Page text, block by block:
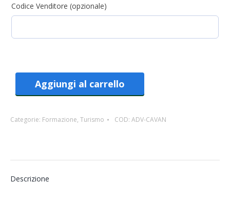
Codice Venditore (opzionale)
Aggiungi al carrello
Categorie: Formazione, Turismo COD: ADV-CAVAN
Descrizione